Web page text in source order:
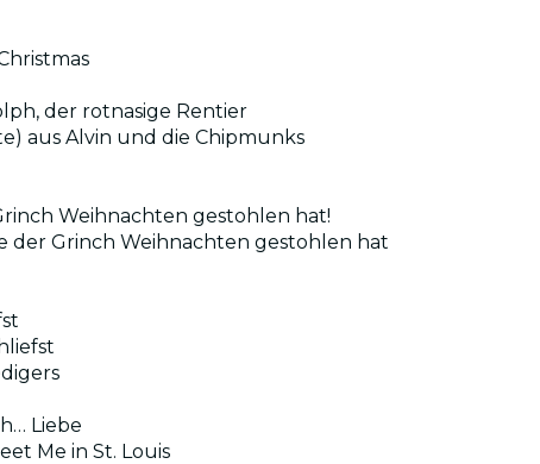
der rotnasige Rentier
aus Alvin und die Chipmunks
Weihnachten gestohlen hat!
der Grinch Weihnachten gestohlen hat
Liebe
Me in St. Louis